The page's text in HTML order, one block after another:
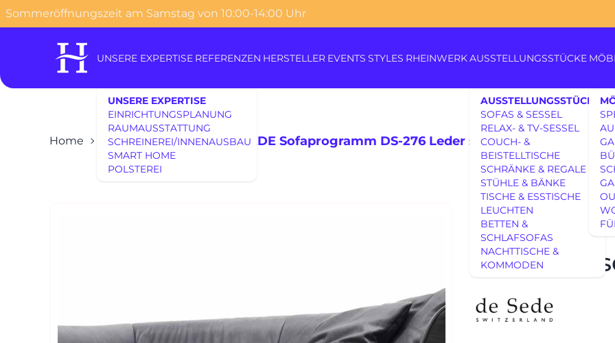
content
Sommeröffnungszeit am Samstag von 10:00-14:00 Uhr
UNSERE EXPERTISE
UNSERE EXPERTISE
EINRICHTUNGSPLANUNG
RAUMAUSSTATTUNG
SCHREINEREI/INNENAUSBAU
SMART HOME
POLSTEREI
REFERENZEN HERSTELLER EVENTS STYLES RHEINWERKAUSSTELLUNGSSTÜCKE
AUSSTELLUNGSSTÜCKE
SOFAS & SESSEL
RELAX- & TV-SESSEL
COUCH- &
BEISTELLTISCHE
SCHRÄNKE & REGALE
STÜHLE & BÄNKE
TISCHE & ESSTISCHE
LEUCHTEN
BETTEN &
SCHLAFSOFAS
NACHTTISCHE &
KOMMODEN
UNSERE EXPERTISE
REFERENZEN
AUSSTELLUNGSSTÜCKE
AUSSTELLUNGSSTÜCKE
MÖBEL
Home Möbel Wohnen DE SEDE Sofaprogramm DS-276 Leder schwarz
DE SEDE
276 Leder
Königswinterer Str. 319
53639 Königswinter-
0 22 23 - 91 89 0
Di.-Fr. 10-18 Uhr
Sa. 10-17 Uhr
Montag geschlossen